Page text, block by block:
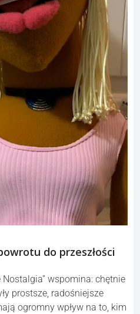
do przeszłości
wspomina: chętnie
prostsze, radośniejsze
ogromny wpływ na to, kim